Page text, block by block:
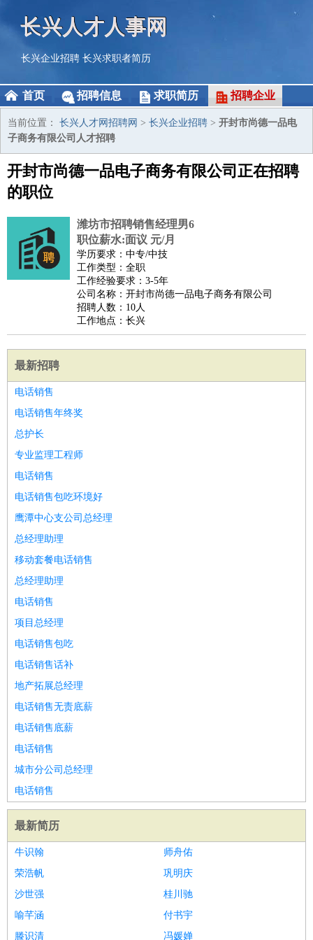
长兴人才人事网
长兴企业招聘 长兴求职者简历
首页 招聘信息 求职简历 招聘企业
当前位置： 长兴人才网招聘网 > 长兴企业招聘 > 开封市尚德一品电
子商务有限公司人才招聘
开封市尚德一品电子商务有限公司正在招聘
的职位
潍坊市招聘销售经理男6
职位薪水:面议 元/月
学历要求：中专/中技
工作类型：全职
工作经验要求：3-5年
公司名称：开封市尚德一品电子商务有限公司
招聘人数：10人
工作地点：长兴
最新招聘
电话销售
电话销售年终奖
总护长
专业监理工程师
电话销售
电话销售包吃环境好
鹰潭中心支公司总经理
总经理助理
移动套餐电话销售
总经理助理
电话销售
项目总经理
电话销售包吃
电话销售话补
地产拓展总经理
电话销售无责底薪
电话销售底薪
电话销售
城市分公司总经理
电话销售
最新简历
牛识翰
师舟佑
荣浩帆
巩明庆
沙世强
桂川驰
喻芊涵
付书宇
滕识清
冯媛婵